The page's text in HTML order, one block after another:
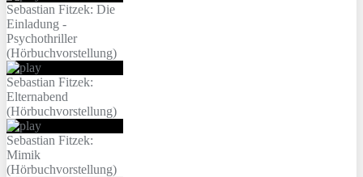
Sebastian Fitzek: Die
Einladung -
Psychothriller
(Hörbuchvorstellung)
Sebastian Fitzek:
Elternabend
(Hörbuchvorstellung)
Sebastian Fitzek:
Mimik
(Hörbuchvorstellung)